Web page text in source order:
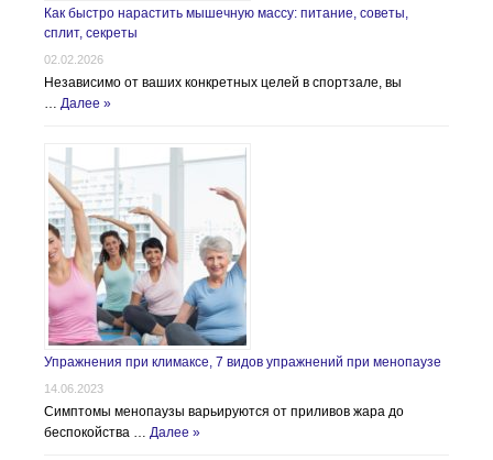
Как быстро нарастить мышечную массу: питание, советы,
сплит, секреты
02.02.2026
Независимо от ваших конкретных целей в спортзале, вы
… Далее »
Упражнения при климаксе, 7 видов упражнений при менопаузе
14.06.2023
Симптомы менопаузы варьируются от приливов жара до
беспокойства … Далее »